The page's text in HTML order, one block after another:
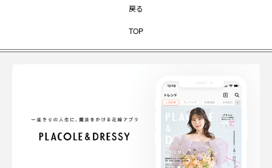
戻る
TOP